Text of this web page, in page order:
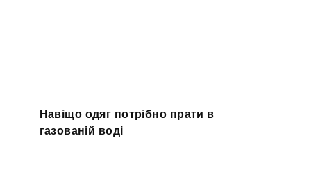
Навіщо одяг потрібно прати в
газованій воді